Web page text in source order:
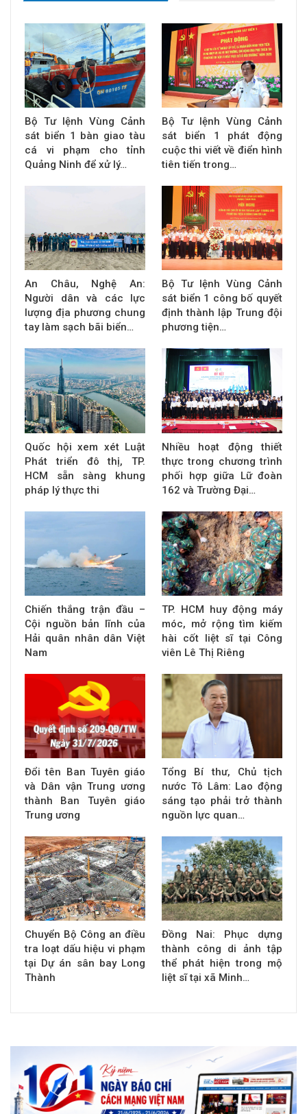
Bộ Tư lệnh Vùng Cảnh
sát biển 1 bàn giao tàu
cá vi phạm cho tỉnh
Quảng Ninh để xử lý…
Bộ Tư lệnh Vùng Cảnh
sát biển 1 phát động
cuộc thi viết về điển hình
tiên tiến trong…
An Châu, Nghệ An:
Người dân và các lực
lượng địa phương chung
tay làm sạch bãi biển…
Bộ Tư lệnh Vùng Cảnh
sát biển 1 công bố quyết
định thành lập Trung đội
phương tiện…
Quốc hội xem xét Luật
Phát triển đô thị, TP.
HCM sẵn sàng khung
pháp lý thực thi
Nhiều hoạt động thiết
thực trong chương trình
phối hợp giữa Lữ đoàn
162 và Trường Đại…
Chiến thắng trận đầu –
Cội nguồn bản lĩnh của
Hải quân nhân dân Việt
Nam
TP. HCM huy động máy
móc, mở rộng tìm kiếm
hài cốt liệt sĩ tại Công
viên Lê Thị Riêng
Đổi tên Ban Tuyên giáo
và Dân vận Trung ương
thành Ban Tuyên giáo
Trung ương
Tổng Bí thư, Chủ tịch
nước Tô Lâm: Lao động
sáng tạo phải trở thành
nguồn lực quan…
Chuyển Bộ Công an điều
tra loạt dấu hiệu vi phạm
tại Dự án sân bay Long
Thành
Đồng Nai: Phục dựng
thành công di ảnh tập
thể phát hiện trong mộ
liệt sĩ tại xã Minh…